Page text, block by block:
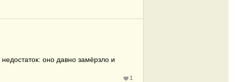
оно давно замёрзло и
1